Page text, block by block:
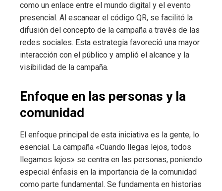
como un enlace entre el mundo digital y el evento
presencial. Al escanear el código QR, se facilitó la
difusión del concepto de la campaña a través de las
redes sociales. Esta estrategia favoreció una mayor
interacción con el público y amplió el alcance y la
visibilidad de la campaña.
Enfoque en las personas y la
comunidad
El enfoque principal de esta iniciativa es la gente, lo
esencial. La campaña «Cuando llegas lejos, todos
llegamos lejos» se centra en las personas, poniendo
especial énfasis en la importancia de la comunidad
como parte fundamental. Se fundamenta en historias